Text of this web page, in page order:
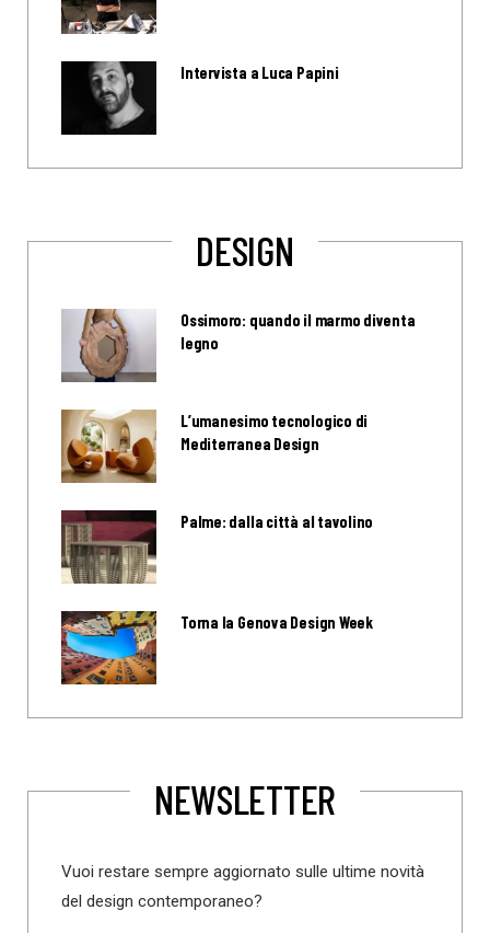
Intervista a Luca Papini
DESIGN
Ossimoro: quando il marmo diventa
legno
L’umanesimo tecnologico di
Mediterranea Design
Palme: dalla città al tavolino
Torna la Genova Design Week
NEWSLETTER
Vuoi restare sempre aggiornato sulle ultime novità
del design contemporaneo?